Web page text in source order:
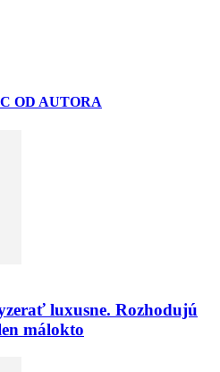
OD AUTORA
luxusne. Rozhodujú
málokto